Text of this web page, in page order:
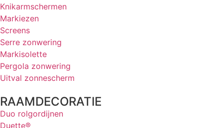
Knikarmschermen
Markiezen
Screens
Serre zonwering
Markisolette
Pergola zonwering
Uitval zonnescherm
RAAMDECORATIE
Duo rolgordijnen
Duette®